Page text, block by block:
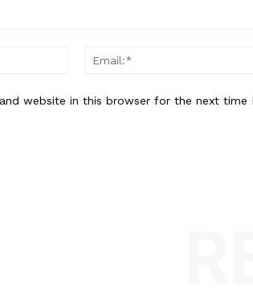
Name:*
website in this browser for the next time